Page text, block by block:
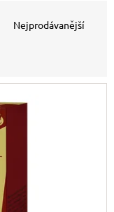
Nejprodávanější